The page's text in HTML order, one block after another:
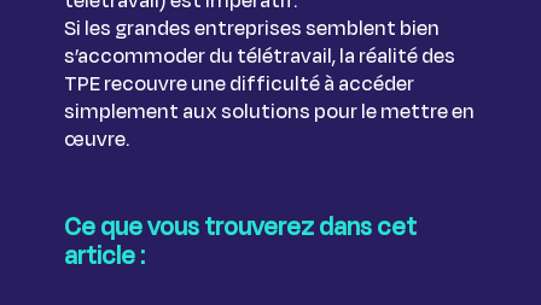
Si les grandes entreprises semblent bien
s’accommoder du télétravail, la réalité des
TPE recouvre une difficulté à accéder
simplement aux solutions pour le mettre en
œuvre.
Ce que vous trouverez dans cet
article :